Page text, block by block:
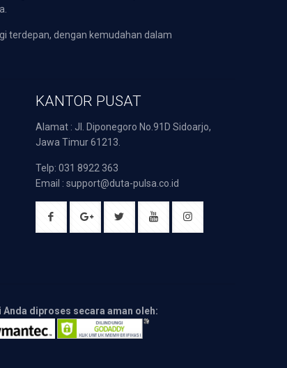
terdepan, dengan kemudahan dalam
KANTOR PUSAT
Alamat : Jl. Diponegoro No.91D Sidoarjo,
Jawa Timur 61213.
Telp: 031 8922 363
Email : support@duta-pulsa.co.id
diproses secara aman oleh: